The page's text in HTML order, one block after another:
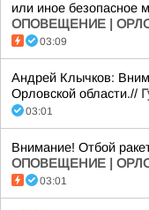
или иное безопасное
ОПОВЕЩЕНИЕ |
03:09
Андрей Клычков:
Орловской области.//
03:01
Внимание! Отбой
ОПОВЕЩЕНИЕ |
03:01